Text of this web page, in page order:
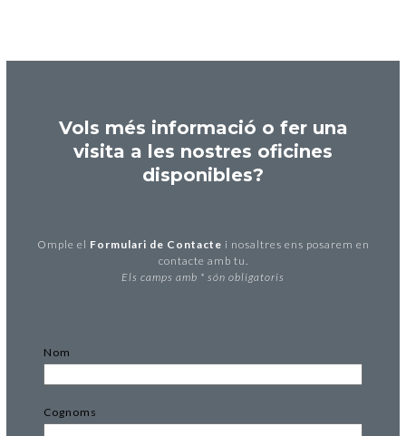
Vols més informació o fer una
visita a les nostres oficines
disponibles?
Omple el Formulari de Contacte i nosaltres ens posarem en
contacte amb tu.
Els camps amb * són obligatoris
Nom
Cognoms